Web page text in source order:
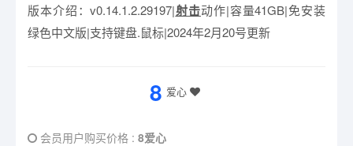
版本介绍：v0.14.1.2.29197|射击动作|容量41GB|免安装
绿色中文版|支持键盘.鼠标|2024年2月20号更新
8 爱心
会员用户购买价格 : 8爱心